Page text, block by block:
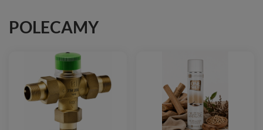
POLECAMY